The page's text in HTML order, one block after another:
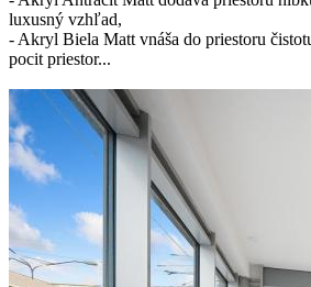
luxusný vzhľad,
- Akryl Biela Matt vnáša do priestoru
pocit priestor...